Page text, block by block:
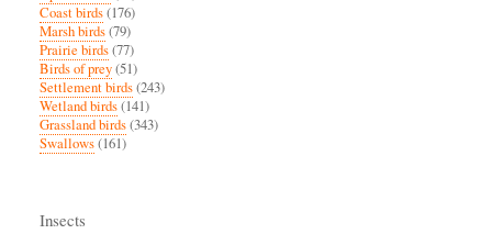
Coast birds(176)
Marsh birds(79)
Prairie birds(77)
Birds of prey(51)
Settlement birds(243)
Wetland birds(141)
Grassland birds(343)
Swallows(161)
Insects